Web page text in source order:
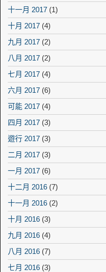
十一月 2017 (1)
十月 2017 (4)
九月 2017 (2)
八月 2017 (2)
七月 2017 (4)
六月 2017 (6)
可能 2017 (4)
四月 2017 (3)
遊行 2017 (3)
二月 2017 (3)
一月 2017 (6)
十二月 2016 (7)
十一月 2016 (2)
十月 2016 (3)
九月 2016 (4)
八月 2016 (7)
七月 2016 (3)